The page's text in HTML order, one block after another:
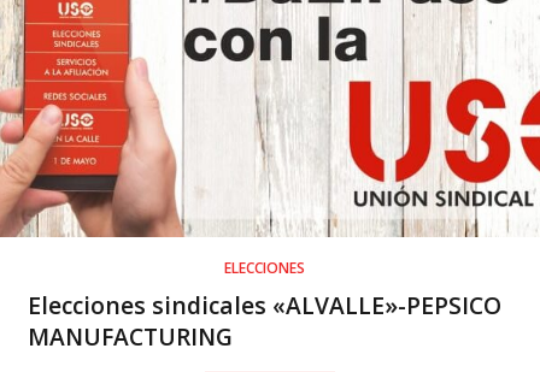
ELECCIONES
Elecciones sindicales «ALVALLE»-PEPSICO
MANUFACTURING